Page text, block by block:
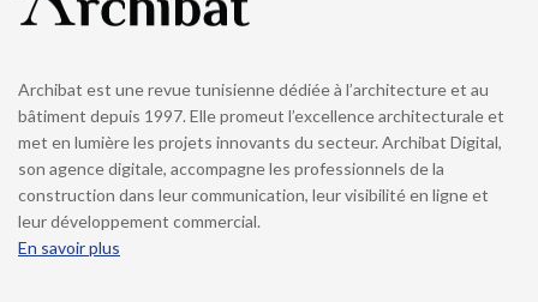
Archibat est une revue tunisienne dédiée à l’architecture et au
bâtiment depuis 1997. Elle promeut l’excellence architecturale et
met en lumière les projets innovants du secteur. Archibat Digital,
son agence digitale, accompagne les professionnels de la
construction dans leur communication, leur visibilité en ligne et
leur développement commercial.
En savoir plus